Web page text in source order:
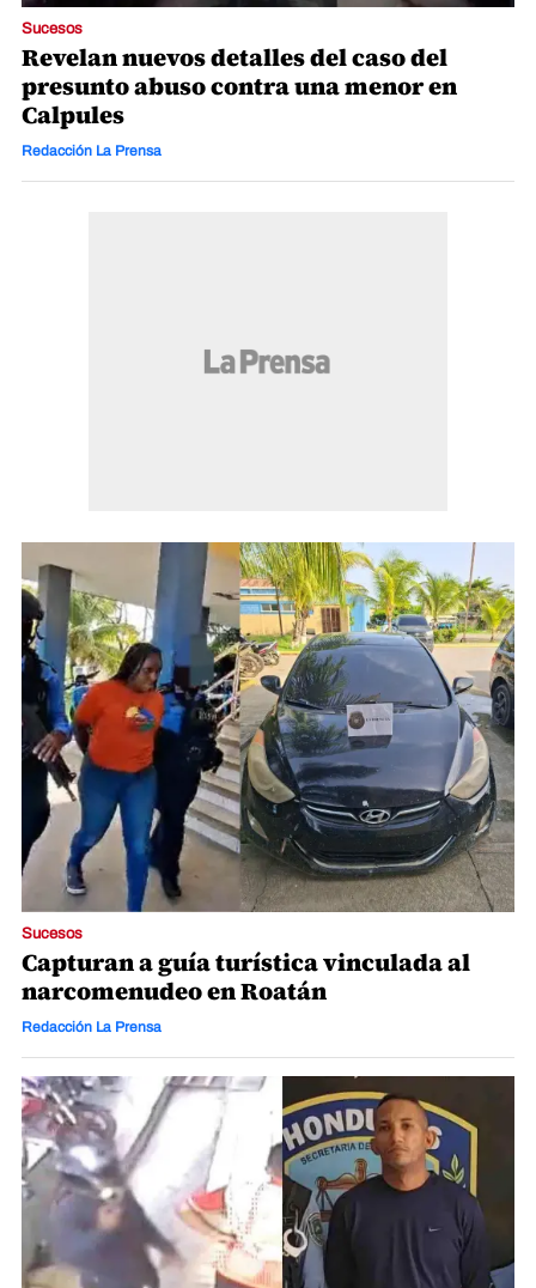
Sucesos
Revelan nuevos detalles del caso del
presunto abuso contra una menor en
Calpules
Redacción La Prensa
Sucesos
Capturan a guía turística vinculada al
narcomenudeo en Roatán
Redacción La Prensa